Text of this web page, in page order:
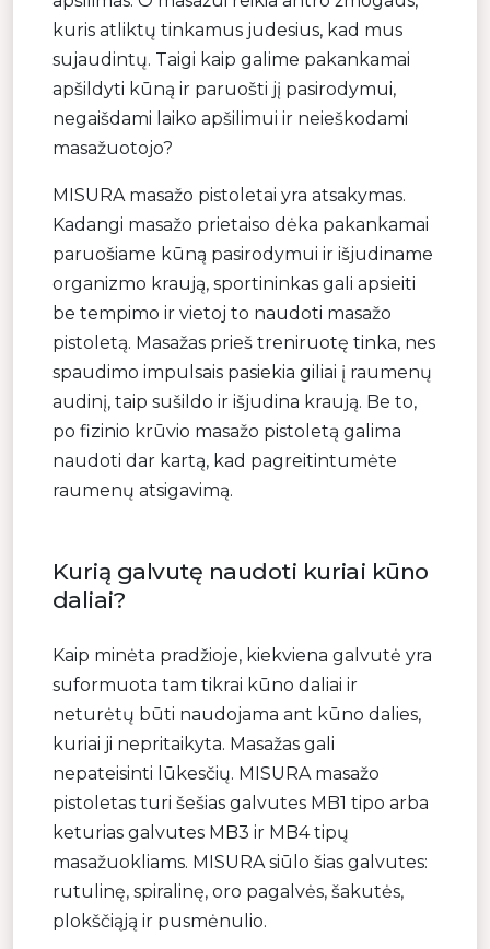
kuris atliktų tinkamus judesius, kad mus
sujaudintų. Taigi kaip galime pakankamai
apšildyti kūną ir paruošti jį pasirodymui,
negaišdami laiko apšilimui ir neieškodami
masažuotojo?
MISURA masažo pistoletai yra atsakymas.
Kadangi masažo prietaiso dėka pakankamai
paruošiame kūną pasirodymui ir išjudiname
organizmo kraują, sportininkas gali apsieiti
be tempimo ir vietoj to naudoti masažo
pistoletą. Masažas prieš treniruotę tinka, nes
spaudimo impulsais pasiekia giliai į raumenų
audinį, taip sušildo ir išjudina kraują. Be to,
po fizinio krūvio masažo pistoletą galima
naudoti dar kartą, kad pagreitintumėte
raumenų atsigavimą.
Kurią galvutę naudoti kuriai kūno
daliai?
Kaip minėta pradžioje, kiekviena galvutė yra
suformuota tam tikrai kūno daliai ir
neturėtų būti naudojama ant kūno dalies,
kuriai ji nepritaikyta. Masažas gali
nepateisinti lūkesčių. MISURA masažo
pistoletas turi šešias galvutes MB1 tipo arba
keturias galvutes MB3 ir MB4 tipų
masažuokliams. MISURA siūlo šias galvutes:
rutulinę, spiralinę, oro pagalvės, šakutės,
plokščiąją ir pusmėnulio.